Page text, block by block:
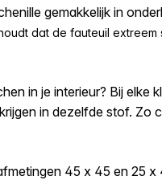
gemakkelijk in
dat de fauteuil extreem
in je interieur? Bij elke
in dezelfde stof. Zo
45 x 45 en 25